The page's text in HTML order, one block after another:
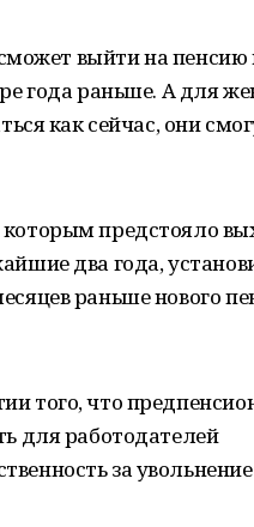
выйти на пенсию
года раньше. А для
как сейчас, они
предстояло
два года,
раньше нового
того, что
для работодателей
за